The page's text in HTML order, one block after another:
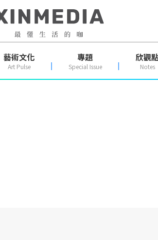
藝術文化
Art Pulse
專題
Special Issue
欣觀
Notes